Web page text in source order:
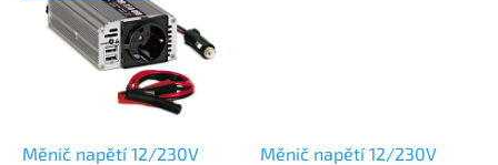
Měnič napětí 12/230V
Měnič napětí 12/230V